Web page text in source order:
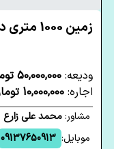
زمین 1000 متری در دهنو یزد
ودیعه: 50,000,000 تومان
اجاره: 10,000,000 تومان
مشاور:محمد علی زارع
موبایل: 09137650913